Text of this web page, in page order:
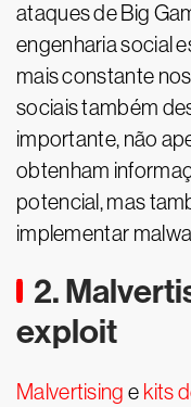
ataques de Big
engenharia social
mais constante
sociais também
importante, não
obtenham
potencial, mas
implementar
2.
exploit
Malvertising e kits